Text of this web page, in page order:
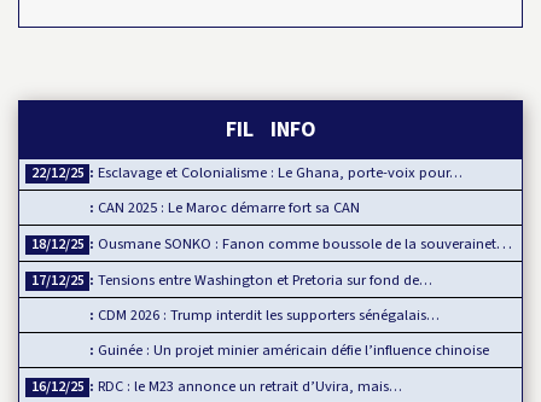
FIL INFO
22/12/25
Esclavage et Colonialisme : Le Ghana, porte-voix pour…
CAN 2025 : Le Maroc démarre fort sa CAN
18/12/25 Ousmane SONKO : Fanon comme boussole de la souveraineté…
17/12/25
Tensions entre Washington et Pretoria sur fond de…
CDM 2026 : Trump interdit les supporters sénégalais…
Guinée : Un projet minier américain défie l’influence chinoise
16/12/25
RDC : le M23 annonce un retrait d’Uvira, mais…